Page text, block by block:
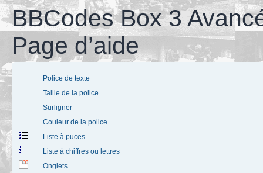
BBCodes Box 3
Page d’aide
Police de texte
Taille de la police
Surligner
Couleur de la police
Liste à puces
Liste à chiffres ou lettres
Onglets